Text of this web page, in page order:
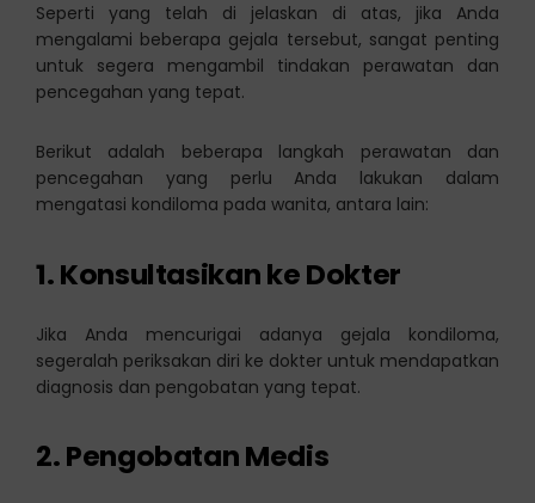
Seperti yang telah di jelaskan di atas, jika Anda
mengalami beberapa gejala tersebut, sangat penting
untuk segera mengambil tindakan perawatan dan
pencegahan yang tepat.
Berikut adalah beberapa langkah perawatan dan
pencegahan yang perlu Anda lakukan dalam
mengatasi kondiloma pada wanita, antara lain:
1. Konsultasikan ke Dokter
Jika Anda mencurigai adanya gejala kondiloma,
segeralah periksakan diri ke dokter untuk mendapatkan
diagnosis dan pengobatan yang tepat.
2. Pengobatan Medis